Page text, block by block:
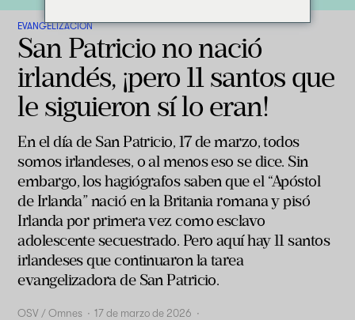
EVANGELIZACIÓN
San Patricio no nació
irlandés, ¡pero 11 santos que
le siguieron sí lo eran!
En el día de San Patricio, 17 de marzo, todos
somos irlandeses, o al menos eso se dice. Sin
embargo, los hagiógrafos saben que el “Apóstol
de Irlanda” nació en la Britania romana y pisó
Irlanda por primera vez como esclavo
adolescente secuestrado. Pero aquí hay 11 santos
irlandeses que continuaron la tarea
evangelizadora de San Patricio.
OSV / Omnes · 17 de marzo de 2026 ·